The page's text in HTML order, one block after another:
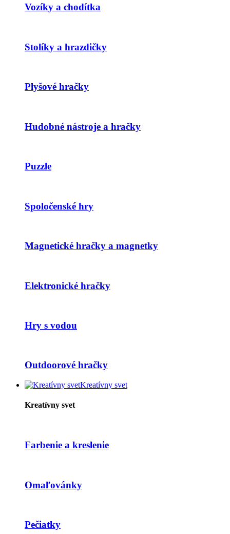
Vozíky a chodítka
Stolíky a hrazdičky
Plyšové hračky
Hudobné nástroje a hračky
Puzzle
Spoločenské hry
Magnetické hračky a magnetky
Elektronické hračky
Hry s vodou
Outdoorové hračky
Kreatívny svet
Kreatívny svet
Farbenie a kreslenie
Omaľovánky
Pečiatky